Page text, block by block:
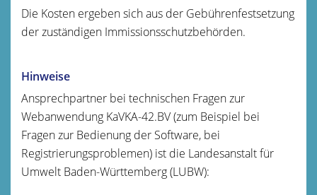
Die Kosten ergeben sich aus der Gebührenfestsetzung
der zuständigen Immissionsschutzbehörden.
Hinweise
Ansprechpartner bei technischen Fragen zur
Webanwendung KaVKA-42.BV (zum Beispiel bei
Fragen zur Bedienung der Software, bei
Registrierungsproblemen) ist die Landesanstalt für
Umwelt Baden-Württemberg (LUBW):